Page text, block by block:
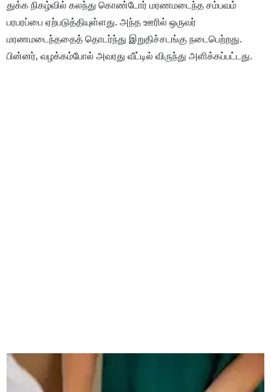
துக்க நிகழ்வில் கலந்து கொண்டோர் மரணமடைந்த சம்பவம்
பரபரப்பை ஏற்படுத்தியுள்ளது. அந்த ஊரில் ஒருவர்
மரணமடைந்ததைத் தொடர்ந்து இறுதிச்சடங்கு நடைபெற்றது.
பின்னர், வழக்கம்போல் அவரது வீட்டில் விருந்து அளிக்கப்பட்டது.